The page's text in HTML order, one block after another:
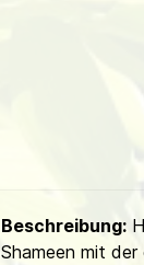
Beschreibung:
Shameen mit der